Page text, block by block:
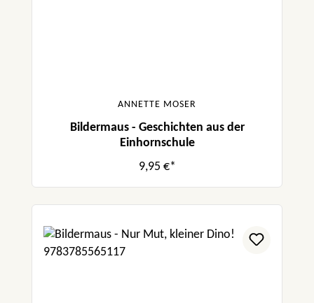
ANNETTE MOSER
Bildermaus - Geschichten aus der
Einhornschule
9,95 €*